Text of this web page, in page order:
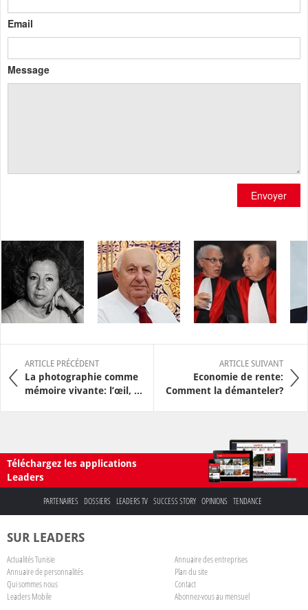
Email
Message
Envoyer
ARTICLE PRÉCÉDENT
La photographie comme
mémoire vivante: l’œil, ...
ARTICLE SUIVANT
Economie de rente:
Comment la démanteler?
Téléchargez les applications
Leaders
PARTENAIRES DOSSIERS LEADERS TV SUCCESS STORY OPINIONS TENDANCE
SUR LEADERS
Actualités Tunisie
Annuaire des entreprises
Annuaire de personnalités
Plan du site
Qui sommes nous
Contact
Leaders Mobile
Abonnez-vous au mensuel